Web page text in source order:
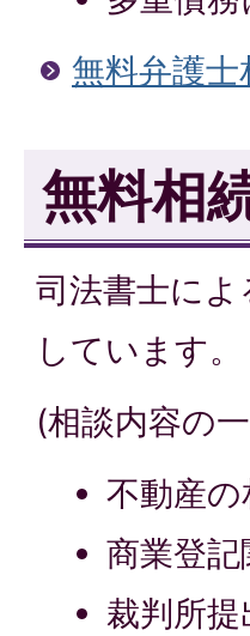
無料弁護士
無料相
司法書士によ
しています。
(相談内容の
不動産
商業登記
裁判所